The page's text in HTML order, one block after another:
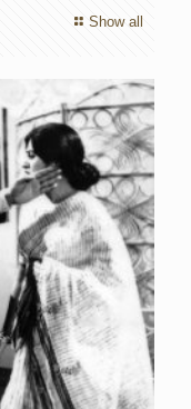
Show all